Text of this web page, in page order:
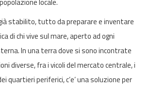
stabilito, tutto da preparare e inventare
di chi vive sul mare, aperto ad ogni
In una terra dove si sono incontrate
diverse, fra i vicoli del mercato centrale, i
quartieri periferici, c’e’ una soluzione per